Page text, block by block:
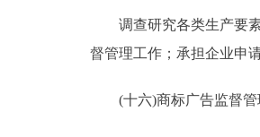
调查研究各类生产要素
督管理工作；承担企业申
(十六)商标广告监督管